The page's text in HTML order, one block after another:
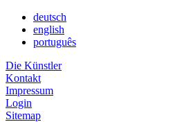
deutsch
english
português
Die Künstler
Kontakt
Impressum
Login
Sitemap